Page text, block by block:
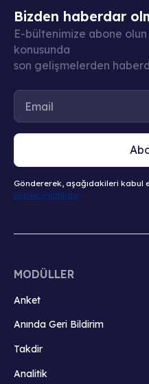
Bizden haberdar
E-bültenimize abone
konusunda
son gelişmelerden
Göndererek, aşağıdakileri kabul
Gizlilik Politikası
MODÜLLER
Anket
Anında Geri Bildirim
Takdir
Analitik